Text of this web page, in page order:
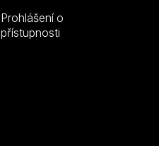
Prohlášení o
přístupnosti